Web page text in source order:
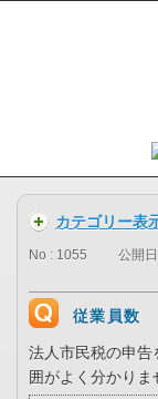
カテゴリー表
No : 1055 公開
従業員数
法人市民税の申告
囲がよく分かりま